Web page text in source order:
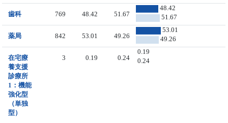
歯科 769 48.42 51.67
48.42
51.67
薬局 842 53.01 49.26
53.01
49.26
在宅療
養支援
診療所
1：機能
強化型
（単独
型）
3 0.19 0.24
0.19
0.24